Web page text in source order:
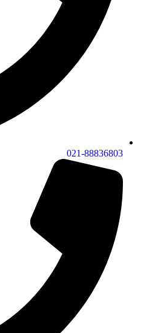
021-88836803